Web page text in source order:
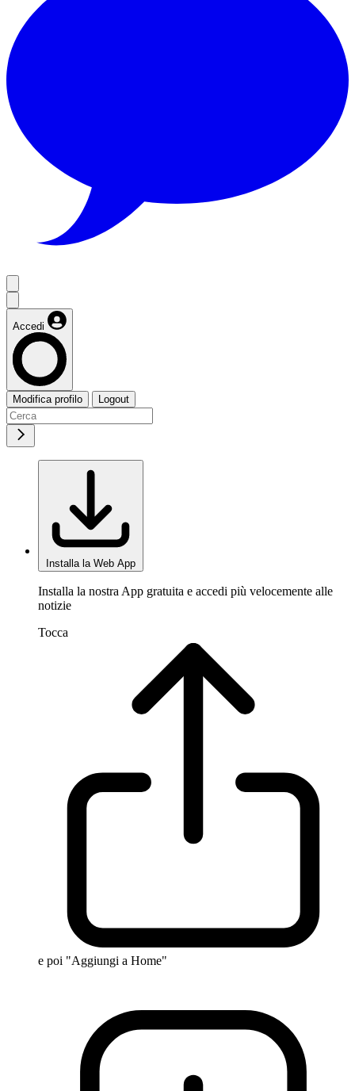
Accedi
Modifica profilo Logout
Installa la Web App
Installa la nostra App gratuita e accedi più velocemente alle
notizie
Tocca
e poi "Aggiungi a Home"